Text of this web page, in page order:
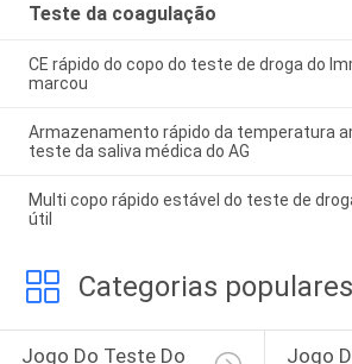
Teste da coagulação
CE rápido do copo do teste de droga do
marcou
Armazenamento rápido da temperatura
teste da saliva médica do AG
Multi copo rápido estável do teste de
útil
Categorias populares
Jogo Do Teste Do Jogo